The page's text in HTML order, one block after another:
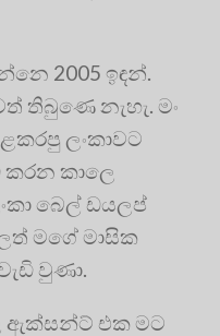
2005 ඉඳන්.
තිබුණෙ නැහැ. මං
ලංකාවට
කරන කාලෙ
බෙල් ඩයලප්
මගේ මාසික
වුණා.
ඇක්සන්ට් එක මට